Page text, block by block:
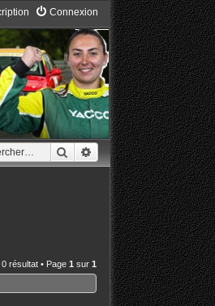
Connexion
RechercherRecherche avancée
résultat • Page 1 sur 1